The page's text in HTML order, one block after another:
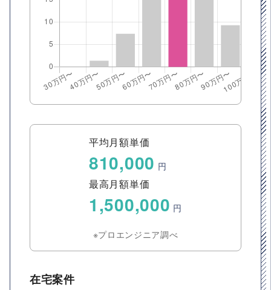
平均月額単価
810,000 円
最高月額単価
1,500,000 円
※プロエンジニア調べ
在宅案件